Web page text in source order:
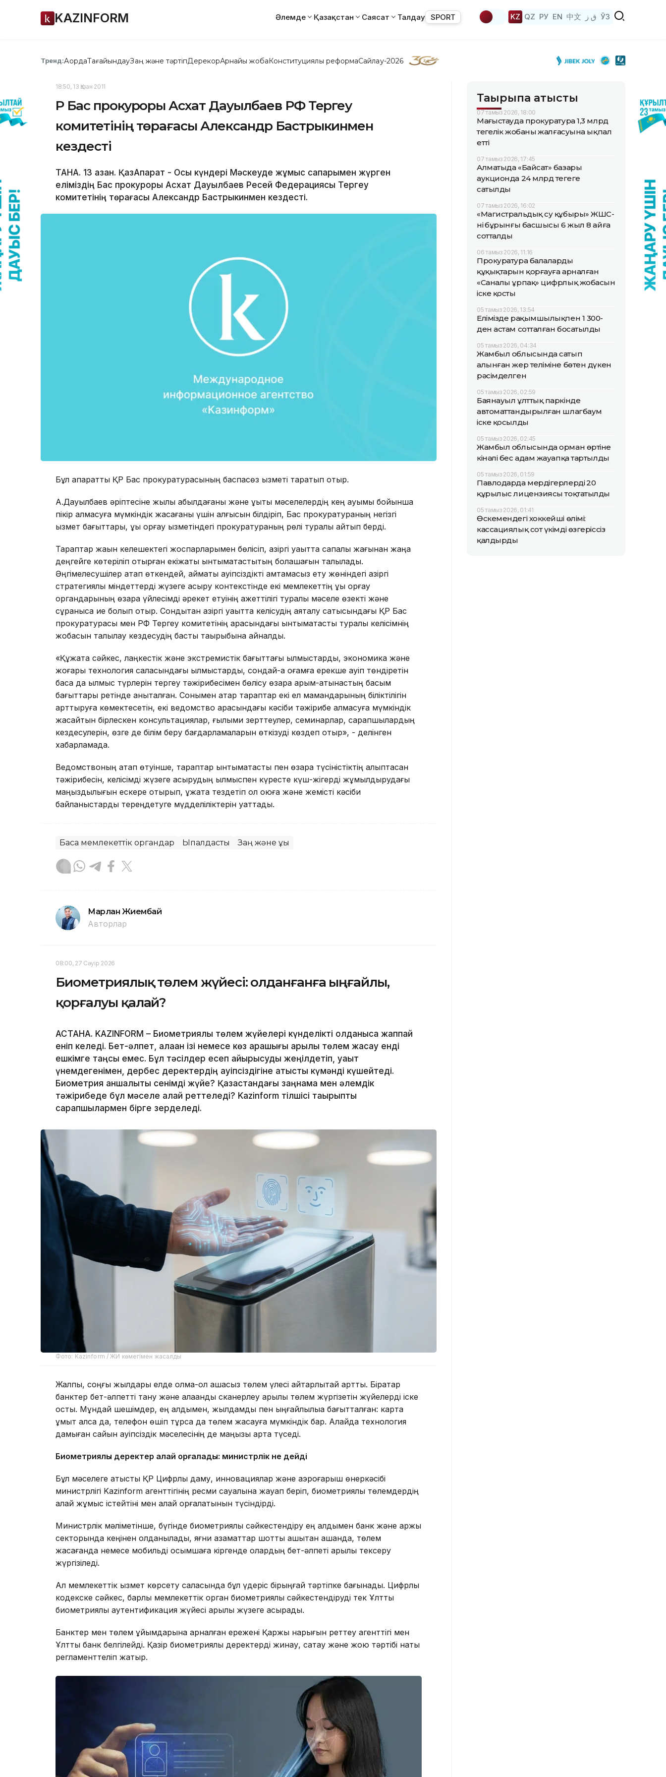
KAZINFORM Әлемде Қазақстан Саясат Талдау SPORT KZ QZ РУ EN 中文 ق ز ЎЗ
Тренд:АқордаТағайындауЗаң және тәртіпДерекқорАрнайы жобаКонституциялық реформаСайлау-2026
18:50, 13 Қазан 2011
ҚР Бас прокуроры Асхат Дауылбаев РФ Тергеу
комитетінің төрағасы Александр Бастрыкинмен
кездесті
ТАНА. 13 қазан. ҚазАқпарат - Осы күндері Мәскеуде жұмыс сапарымен жүрген
еліміздің Бас прокуроры Асхат Дауылбаев Ресей Федерациясы Тергеу
комитетінің төрағасы Александр Бастрыкинмен кездесті.
Бұл ақпаратты ҚР Бас прокуратурасының баспасөз қызметі таратып отыр.
А.Дауылбаев әріптесіне жылы қабылдағаны және құқықтық мәселелердің кең ауқымы бойынша
пікір алмасуға мүмкіндік жасағаны үшін алғысын білдіріп, Бас прокуратураның негізгі
қызмет бағыттары, құқық қорғау қызметіндегі прокуратураның рөлі туралы айтып берді.
Тараптар жақын келешектегі жоспарларымен бөлісіп, қазіргі уақытта сапалық жағынан жаңа
деңгейге көтеріліп отырған екіжақты ынтымақтастықтың болашағын талқылады.
Әңгімелесушілер атап өткендей, аймақтық қауіпсіздікті қамтамасыз ету жөніндегі қазіргі
стратегиялық міндеттерді жүзеге асыру контекстінде екі мемлекеттің құқық қорғау
органдарының өзара үйлесімді әрекет етуінің қажеттілігі туралы мәселе өзекті және
сұранысқа ие болып отыр. Сондықтан қазіргі уақытта келісудің аяқталу сатысындағы ҚР Бас
прокуратурасы мен РФ Тергеу комитетінің арасындағы ынтымақтастық туралы келісімнің
жобасын талқылау кездесудің басты тақырыбына айналды.
«Құжатқа сәйкес, лаңкестік және экстремистік бағыттағы қылмыстарды, экономика және
жоғары технология саласындағы қылмыстарды, сондай-ақ қоғамға ерекше қауіп төндіретін
басқа да қылмыс түрлерін тергеу тәжірибесімен бөлісу өзара қарым-қатынастың басым
бағыттары ретінде анықталған. Сонымен қатар тараптар екі ел мамандарының біліктілігін
арттыруға көмектесетін, екі ведомство арасындағы кәсіби тәжірибе алмасуға мүмкіндік
жасайтын бірлескен консультациялар, ғылыми зерттеулер, семинарлар, сарапшылардың
кездесулерін, өзге де білім беру бағдарламаларын өткізуді көздеп отыр», - делінген
хабарламада.
Ведомствоның атап өтуінше, тараптар ынтымақтастық пен өзара түсіністіктің қалыптасқан
тәжірибесін, келісімді жүзеге асырудың қылмыспен күресте күш-жігерді жұмылдырудағы
маңыздылығын ескере отырып, құжатқа тездетіп қол қоюға және жемісті кәсіби
байланыстарды тереңдетуге мүдделіліктерін қуаттады.
Басқа мемлекеттік органдар Ықпалдастық Заң және құқық
Марлан Жиембай
Авторлар
08:00, 27 Сәуір 2026
Биометриялық төлем жүйесі: Қолданғанға ыңғайлы,
қорғалуы қалай?
АСТАНА. KAZINFORM – Биометриялық төлем жүйелері күнделікті қолданысқа жаппай
еніп келеді. Бет-әлпет, алақан ізі немесе көз қарашығы арқылы төлем жасау енді
ешкімге таңсық емес. Бұл тәсілдер есеп айырысуды жеңілдетіп, уақыт
үнемдегенімен, дербес деректердің қауіпсіздігіне қатысты күмәнді күшейтеді.
Биометрия қаншалықты сенімді жүйе? Қазақстандағы заңнама мен әлемдік
тәжірибеде бұл мәселе қалай реттеледі? Kazinform тілшісі тақырыпты
сарапшылармен бірге зерделеді.
Фото: Kazinform / ЖИ көмегімен жасалды
Жалпы, соңғы жылдары елде қолма-қол ақшасыз төлем үлесі айтарлықтай артты. Бірқатар
банктер бет-әлпетті тану және алақанды сканерлеу арқылы төлем жүргізетін жүйелерді іске
қосты. Мұндай шешімдер, ең алдымен, жылдамдық пен ыңғайлылыққа бағытталған: карта
ұмыт қалса да, телефон өшіп тұрса да төлем жасауға мүмкіндік бар. Алайда технология
дамыған сайын қауіпсіздік мәселесінің де маңызы арта түседі.
Биометриялық деректер қалай қорғалады: министрлік не дейді
Бұл мәселеге қатысты ҚР Цифрлық даму, инновациялар және аэроғарыш өнеркәсібі
министрлігі Kazinform агенттігінің ресми сауалына жауап беріп, биометриялық төлемдердің
қалай жұмыс істейтіні мен қалай қорғалатынын түсіндірді.
Министрлік мәліметінше, бүгінде биометриялық сәйкестендіру ең алдымен банк және қаржы
секторында кеңінен қолданылады, яғни азаматтар шотты қашықтан ашқанда, төлем
жасағанда немесе мобильді қосымшаға кіргенде олардың бет-әлпеті арқылы тексеру
жүргізіледі.
Ал мемлекеттік қызмет көрсету саласында бұл үдеріс бірыңғай тәртіпке бағынады. Цифрлық
кодекске сәйкес, барлық мемлекеттік орган биометриялық сәйкестендіруді тек Ұлттық
биометриялық аутентификация жүйесі арқылы жүзеге асырады.
Банктер мен төлем ұйымдарына арналған ережені Қаржы нарығын реттеу агенттігі мен
Ұлттық банк белгілейді. Қазір биометриялық деректерді жинау, сақтау және жою тәртібі нақты
регламенттеліп жатыр.
Тақырыпқа қатысты
07 тамыз 2026, 18:00
Маңғыстауда прокуратура 1,3 млрд
теңгелік жобаның жалғасуына ықпал
етті
07 тамыз 2026, 17:45
Алматыда «Байсат» базары
аукционда 24 млрд теңгеге
сатылды
07 тамыз 2026, 16:02
«Магистральдық су құбыры» ЖШС-
нің бұрынғы басшысы 6 жыл 8 айға
сотталды
06 тамыз 2026, 11:16
Прокуратура балалардың
құқықтарын қорғауға арналған
«Саналы ұрпақ» цифрлық жобасын
іске қосты
05 тамыз 2026, 13:54
Елімізде рақымшылықпен 1 300-
ден астам сотталған босатылды
05 тамыз 2026, 04:34
Жамбыл облысында сатып
алынған жер теліміне бөтен дүкен
рәсімделген
05 тамыз 2026, 02:59
Баянауыл ұлттық паркінде
автоматтандырылған шлагбаум
іске қосылды
05 тамыз 2026, 02:45
Жамбыл облысында орман өртіне
кінәлі бес адам жауапқа тартылды
05 тамыз 2026, 01:59
Павлодарда мердігерлердің 20
құрылыс лицензиясы тоқтатылды
05 тамыз 2026, 01:41
Өскемендегі хоккейші өлімі:
кассациялық сот үкімді өзгеріссіз
қалдырды